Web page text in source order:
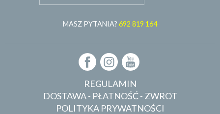
MASZ PYTANIA? 692 819 164
REGULAMIN
DOSTAWA - PŁATNOŚĆ - ZWROT
POLITYKA PRYWATNOŚCI